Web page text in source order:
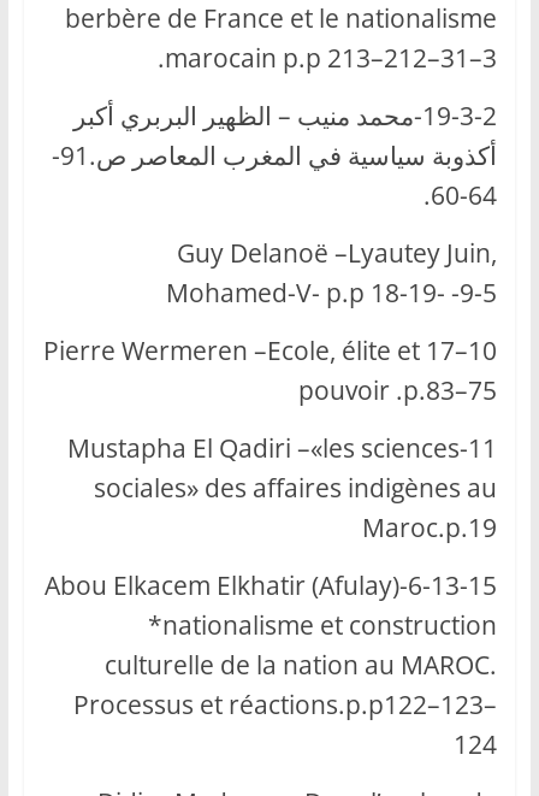
berbère de France et le nationalisme
marocain p.p 213–212–31–3.
19-3-2-محمد منيب – الظهير البربري أكبر
أكذوبة سياسية في المغرب المعاصر ص.91-
64-60.
Guy Delanoë –Lyautey Juin,
Mohamed-V- p.p 18-19- -9-5
10–17 Pierre Wermeren –Ecole, élite et
pouvoir .p.83–75
11-Mustapha El Qadiri –«les sciences
sociales» des affaires indigènes au
Maroc.p.19
6-13-15-Abou Elkacem Elkhatir (Afulay)
*nationalisme et construction
culturelle de la nation au MAROC.
Processus et réactions.p.p122–123–
124